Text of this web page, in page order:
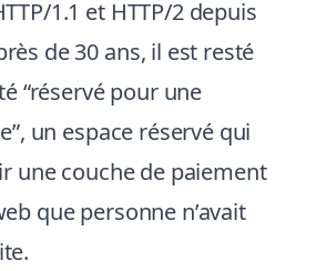
1.1 et HTTP/2 depuis
de 30 ans, il est resté
“réservé pour une
un espace réservé qui
une couche de paiement
que personne n’avait